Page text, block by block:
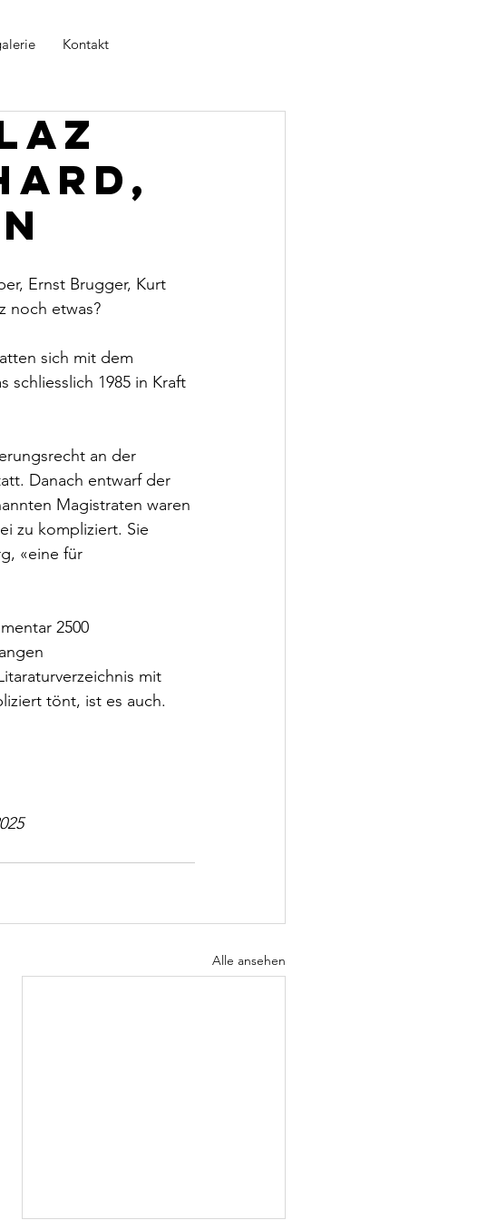
Kontakt
Ernst Brugger, Kurt
noch etwas?
sich mit dem
schliesslich 1985 in Kraft
an der
Danach entwarf der
Magistraten waren
zu kompliziert. Sie
«eine für
2500
mit
tönt, ist es auch.
Alle ansehen